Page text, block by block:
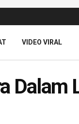
VIDEO VIRAL
Dalam